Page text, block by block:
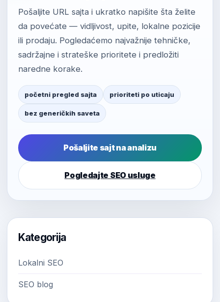
Pošaljite URL sajta i ukratko napišite šta želite
da povećate — vidljivost, upite, lokalne pozicije
ili prodaju. Pogledaćemo najvažnije tehničke,
sadržajne i strateške prioritete i predložiti
naredne korake.
početni pregled sajta prioriteti po uticaju
bez generičkih saveta
Pošaljite sajt na analizu
Pogledajte SEO usluge
Kategorija
Lokalni SEO
SEO blog